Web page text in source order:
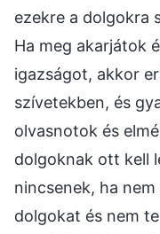
ezekre a dolgokra
Ha meg akarjátok
igazságot, akkor
szívetekben, és
olvasnotok és
dolgoknak ott kell
nincsenek, ha
dolgokat és nem